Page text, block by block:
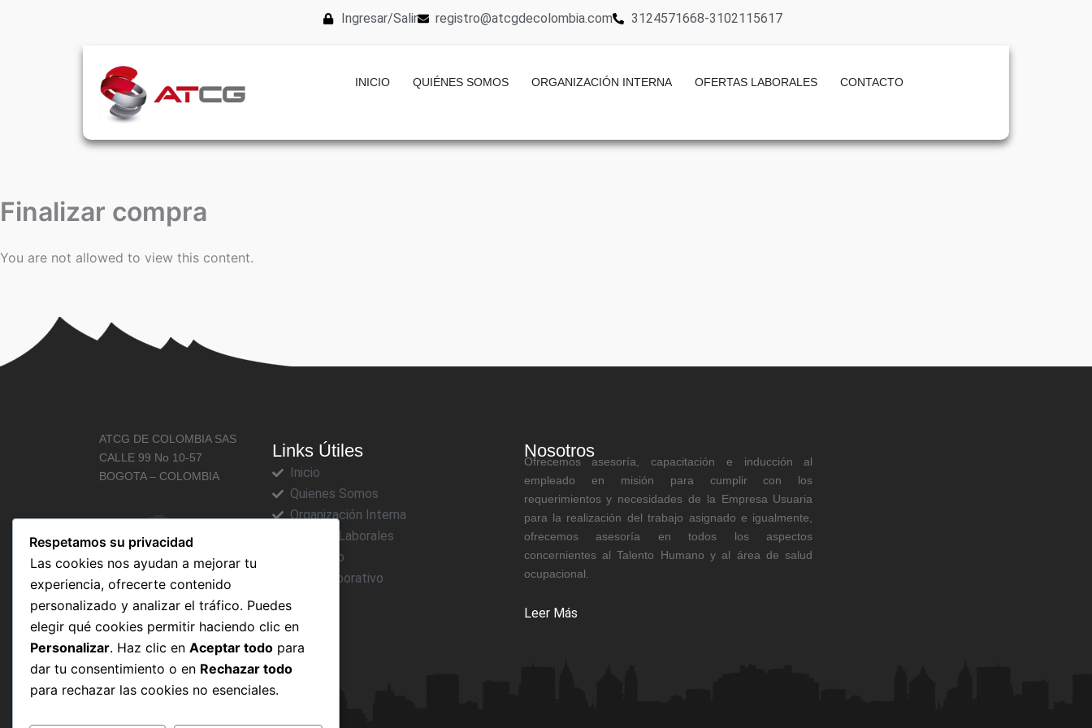
Ingresar/Salir registro@atcgdecolombia.com 3124571668-3102115617
INICIO QUIÉNES SOMOS ORGANIZACIÓN INTERNA OFERTAS LABORALES CONTACTO
Finalizar compra
You are not allowed to view this content.
ATCG DE COLOMBIA SAS
CALLE 99 No 10-57
BOGOTA – COLOMBIA
Links Útiles
Inicio
Quienes Somos
Organización Interna
Ofertas Laborales
Contacto
Mail Corporativo
Nosotros
Ofrecemos asesoría, capacitación e inducción al
empleado en misión para cumplir con los
requerimientos y necesidades de la Empresa Usuaria
para la realización del trabajo asignado e igualmente,
ofrecemos asesoría en todos los aspectos
concernientes al Talento Humano y al área de salud
ocupacional.
Leer Más
Respetamos su privacidad
Las cookies nos ayudan a mejorar tu
experiencia, ofrecerte contenido
personalizado y analizar el tráfico. Puedes
elegir qué cookies permitir haciendo clic en
Personalizar. Haz clic en Aceptar todo para
dar tu consentimiento o en Rechazar todo
para rechazar las cookies no esenciales.